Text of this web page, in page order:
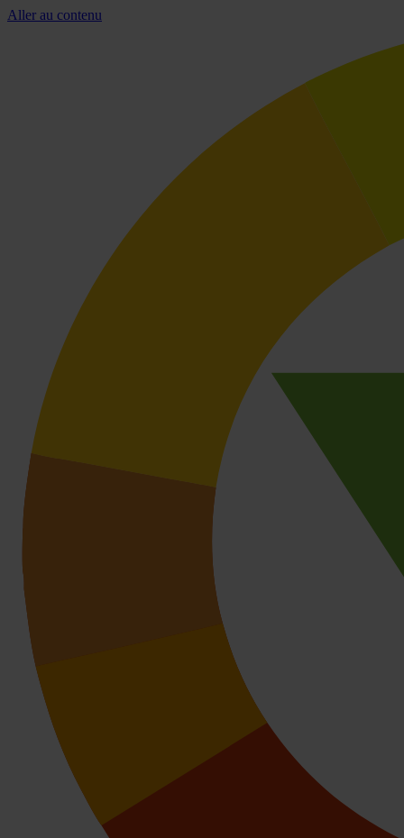
Aller au contenu